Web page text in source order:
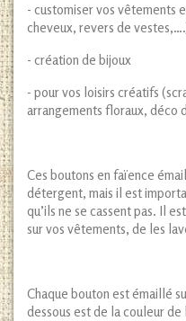
- customiser vos vêtements
cheveux, revers de
- création de bijoux
- pour vos loisirs créatifs
arrangements floraux, déco
Ces boutons en faïence
détergent, mais il est
qu’ils ne se cassent pas. Il
sur vos vêtements, de les
Chaque bouton est émaillé
dessous est de la couleur